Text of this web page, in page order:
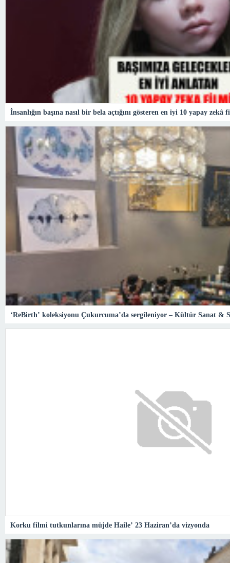
İnsanlığın başına nasıl bir bela açtığını gösteren en iyi 10 yapay zekâ
‘ReBirth’ koleksiyonu Çukurcuma’da sergileniyor – Kültür Sanat &
Korku filmi tutkunlarına müjde Haile’ 23 Haziran’da vizyonda